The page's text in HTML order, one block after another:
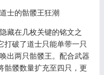
在几枚关键的铭文之
打破了道士只能单带一只
出两只骷髅王。配合武器
骷髅数量扩充至四只，更